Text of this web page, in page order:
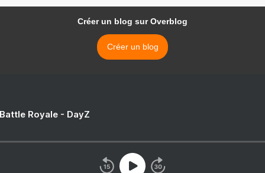
Créer un blog sur Overblog
Créer un blog
Royale - DayZ